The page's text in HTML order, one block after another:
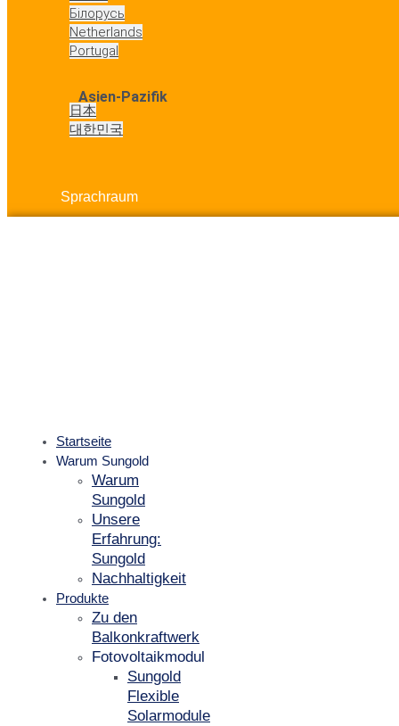
Білорусь
Netherlands
Portugal
Asien-Pazifik
日本
대한민국
Sprachraum
Startseite
Warum Sungold
Warum
Sungold
Unsere
Erfahrung:
Sungold
Nachhaltigkeit
Produkte
Zu den
Balkonkraftwerk
Fotovoltaikmodul
Sungold
Flexible
Solarmodule